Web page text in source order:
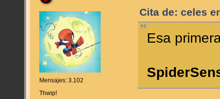
Mensajes: 3.102
Thwip!
Cita de: celes
Esa